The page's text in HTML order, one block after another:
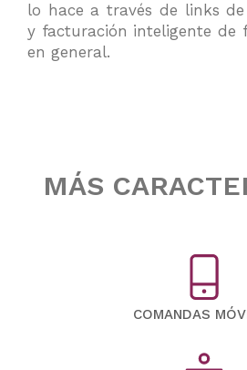
lo hace a través de links
y facturación inteligente de
en general.
MÁS
COMANDAS